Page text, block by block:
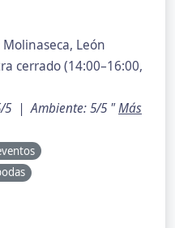
León
cerrado (14:00–16:00,
5 | Ambiente: 5/5 "Más